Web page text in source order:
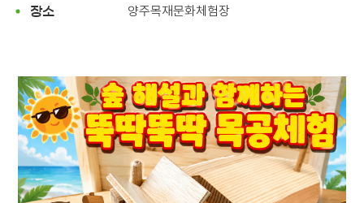
장소 양주목재문화체험장